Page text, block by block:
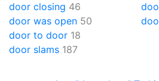
door closing 46
door was open 50
door to door 18
door slams 187